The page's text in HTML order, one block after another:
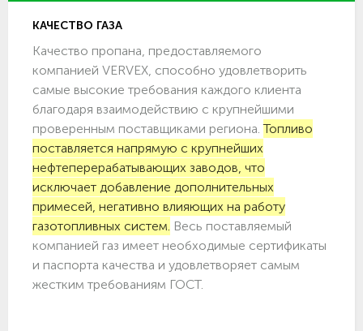
КАЧЕСТВО ГАЗА
Качество пропана, предоставляемого
компанией VERVEX, способно удовлетворить
самые высокие требования каждого клиента
благодаря взаимодействию с крупнейшими
проверенным поставщиками региона.Топливо
поставляется напрямую с крупнейших
нефтеперерабатывающих заводов, что
исключает добавление дополнительных
примесей, негативно влияющих на работу
газотопливных систем. Весь поставляемый
компанией газ имеет необходимые сертификаты
и паспорта качества и удовлетворяет самым
жестким требованиям ГОСТ.